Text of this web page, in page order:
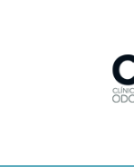
FINANCIACIÓN